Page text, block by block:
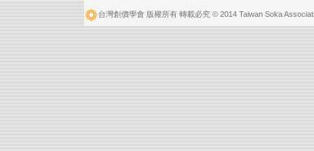
台灣創價學會 版權所有 轉載必究 © 2014 Taiwan Soka